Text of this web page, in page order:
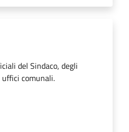
del Sindaco, degli
comunali.